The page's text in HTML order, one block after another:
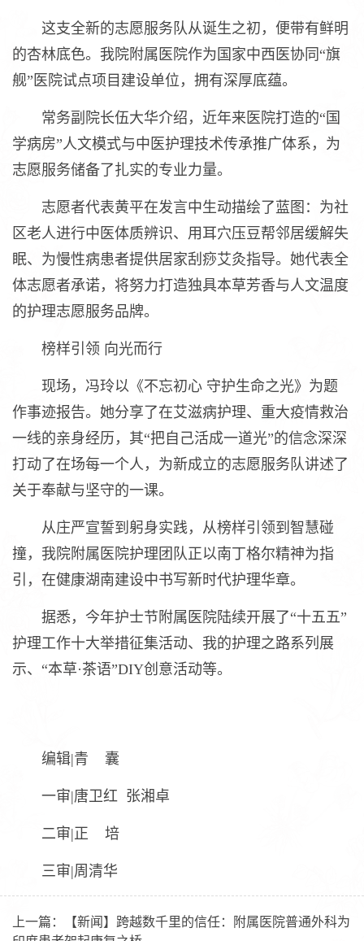
这支全新的志愿服务队从诞生之初，便带有鲜明
的杏林底色。我院附属医院作为国家中西医协同“旗
舰”医院试点项目建设单位，拥有深厚底蕴。
常务副院长伍大华介绍，近年来医院打造的“国
学病房”人文模式与中医护理技术传承推广体系，为
志愿服务储备了扎实的专业力量。
志愿者代表黄平在发言中生动描绘了蓝图：为社
区老人进行中医体质辨识、用耳穴压豆帮邻居缓解失
眠、为慢性病患者提供居家刮痧艾灸指导。她代表全
体志愿者承诺，将努力打造独具本草芳香与人文温度
的护理志愿服务品牌。
榜样引领 向光而行
现场，冯玲以《不忘初心 守护生命之光》为题
作事迹报告。她分享了在艾滋病护理、重大疫情救治
一线的亲身经历，其“把自己活成一道光”的信念深深
打动了在场每一个人，为新成立的志愿服务队讲述了
关于奉献与坚守的一课。
从庄严宣誓到躬身实践，从榜样引领到智慧碰
撞，我院附属医院护理团队正以南丁格尔精神为指
引，在健康湖南建设中书写新时代护理华章。
据悉，今年护士节附属医院陆续开展了“十五五”
护理工作十大举措征集活动、我的护理之路系列展
示、“本草·茶语”DIY创意活动等。
编辑|青 囊
一审|唐卫红 张湘卓
二审|正 培
三审|周清华
上一篇：
【新闻】跨越数千里的信任：附属医院普通外科为